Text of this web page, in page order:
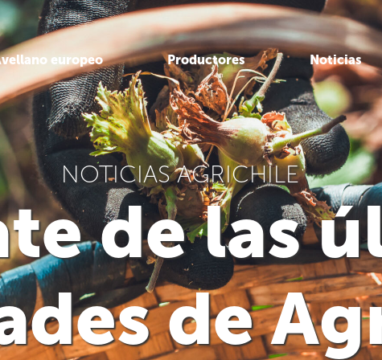
europeo Productores Noticias
NOTICIAS AGRICHILE
de las
de